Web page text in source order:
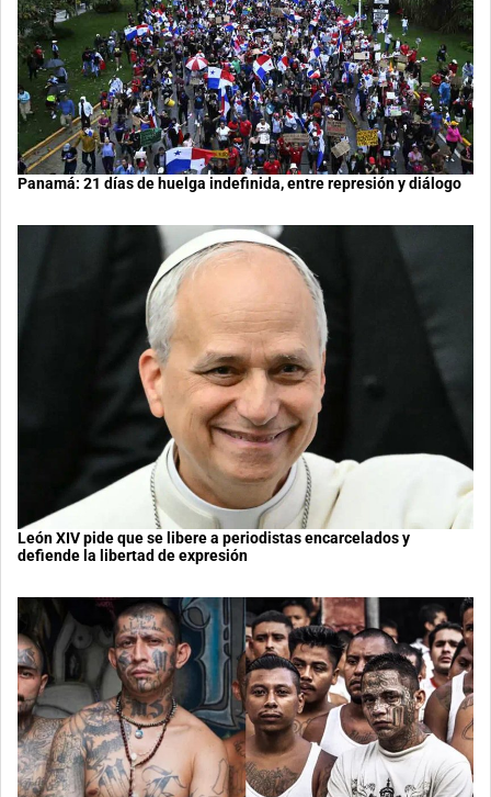
Panamá: 21 días de huelga indefinida, entre represión y diálogo
León XIV pide que se libere a periodistas encarcelados y
defiende la libertad de expresión